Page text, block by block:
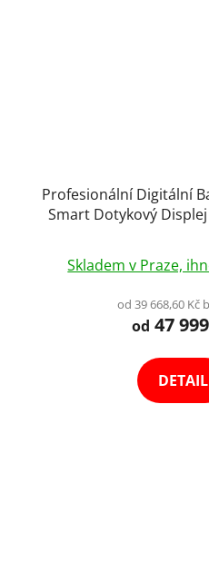
Profesionální Digitální
Smart Dotykový
Černý Výběr
Skladem v Praze,
od 39 668,60 Kč
od 47
DETAIL